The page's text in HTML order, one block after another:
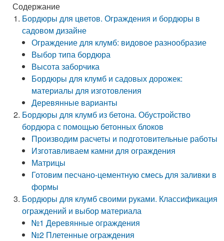
Содержание
Бордюры для цветов. Ограждения и бордюры в
садовом дизайне
Ограждение для клумб: видовое разнообразие
Выбор типа бордюра
Высота заборчика
Бордюры для клумб и садовых дорожек:
материалы для изготовления
Деревянные варианты
Бордюры для клумб из бетона. Обустройство
бордюра с помощью бетонных блоков
Производим расчеты и подготовительные работы
Изготавливаем камни для ограждения
Матрицы
Готовим песчано-цементную смесь для заливки в
формы
Бордюры для клумб своими руками. Классификация
ограждений и выбор материала
№1 Деревянные ограждения
№2 Плетенные ограждения